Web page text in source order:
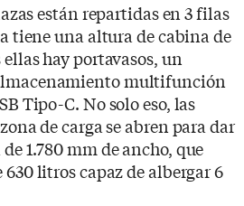
están repartidas en 3 filas
tiene una altura de cabina de
hay portavasos, un
multifunción
Tipo-C. No solo eso, las
de carga se abren para dar
1.780 mm de ancho, que
litros capaz de albergar 6